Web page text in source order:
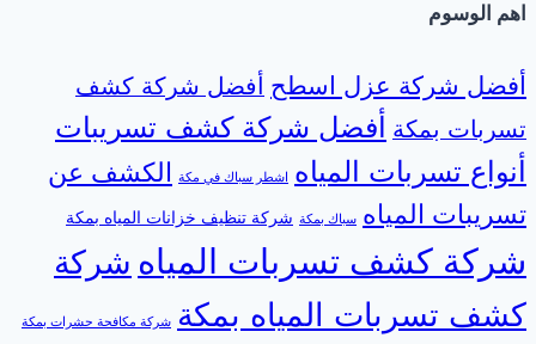
اهم الوسوم
أفضل شركة عزل اسطح أفضل شركة كشف
تسربات بمكة أفضل شركة كشف تسريبات
أنواع تسربات المياه
اشطر سباك في مكة الكشف عن
تسريبات المياه سباك بمكة شركة تنظيف خزانات المياه بمكة
شركة كشف تسربات المياه شركة
كشف تسربات المياه بمكة شركة مكافحة حشرات بمكة